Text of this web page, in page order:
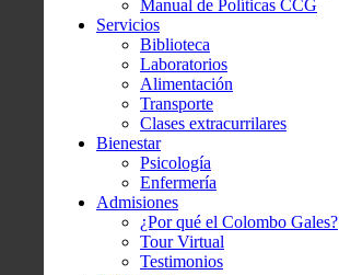
Manual de Políticas CCG
Servicios
Biblioteca
Laboratorios
Alimentación
Transporte
Clases extracurrilares
Bienestar
Psicología
Enfermería
Admisiones
¿Por qué el Colombo Gales?
Tour Virtual
Testimonios